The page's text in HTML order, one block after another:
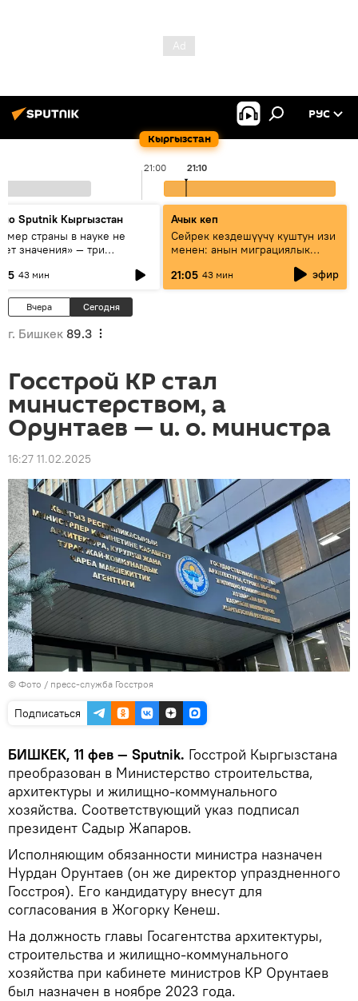
Кыргызстан
РУС
21:00 21:10
Sputnik Кыргызстан
страны в науке не
значения» — три
и Кыргызстана в
43 мин
Ачык кеп
Сейрек кездешүүчү куштун изи
менен: анын миграциялык
жолу эмнеден кабар берет?
21:05 43 мин эфир
Вчера Сегодня
г. Бишкек 89.3
Госстрой КР стал
министерством, а
Орунтаев — и. о. министра
16:27 11.02.2025
© Фото / пресс-служба Госстроя
Подписаться
БИШКЕК, 11 фев — Sputnik. Госстрой Кыргызстана
преобразован в Министерство строительства,
архитектуры и жилищно-коммунального
хозяйства. Соответствующий указ подписал
президент Садыр Жапаров.
Исполняющим обязанности министра назначен
Нурдан Орунтаев (он же директор упраздненного
Госстроя). Его кандидатуру внесут для
согласования в Жогорку Кенеш.
На должность главы Госагентства архитектуры,
строительства и жилищно-коммунального
хозяйства при кабинете министров КР Орунтаев
был назначен в ноябре 2023 года.